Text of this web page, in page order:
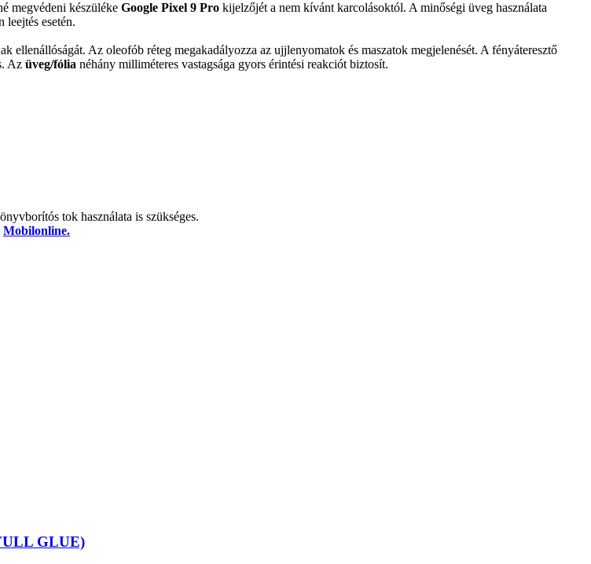
megvédeni készüléke Google Pixel 9 Pro kijelzőjét a nem kívánt karcolásoktól. A minőségi üveg használata
leejtés esetén.
ellenállóságát. Az oleofób réteg megakadályozza az ujjlenyomatok és maszatok megjelenését. A fényáteresztő
Az üveg/fólia néhány milliméteres vastagsága gyors érintési reakciót biztosít.
tok használata is szükséges.
Mobilonline.
GLUE)